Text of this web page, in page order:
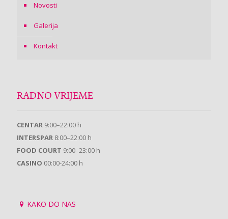
Novosti
Galerija
Kontakt
RADNO VRIJEME
CENTAR 9:00–22:00 h
INTERSPAR 8:00–22:00 h
FOOD COURT 9:00–23:00 h
CASINO 00:00-24:00 h
KAKO DO NAS